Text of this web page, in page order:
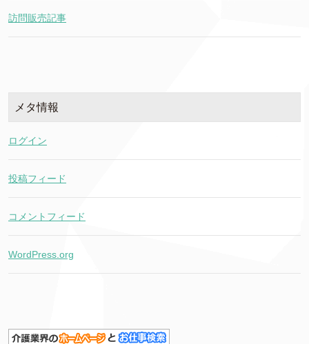
訪問販売記事
メタ情報
ログイン
投稿フィード
コメントフィード
WordPress.org